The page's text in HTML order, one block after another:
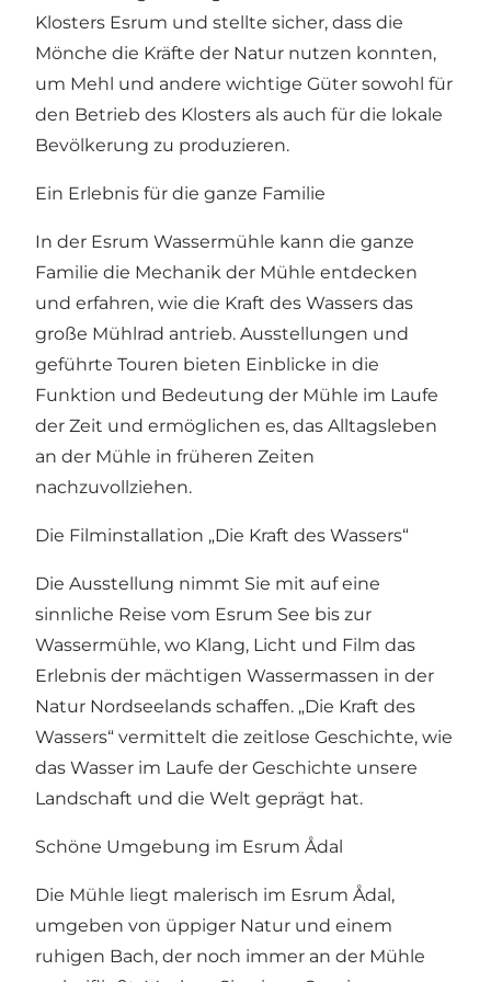
Klosters Esrum und stellte sicher, dass die
Mönche die Kräfte der Natur nutzen konnten,
um Mehl und andere wichtige Güter sowohl für
den Betrieb des Klosters als auch für die lokale
Bevölkerung zu produzieren.
Ein Erlebnis für die ganze Familie
In der Esrum Wassermühle kann die ganze
Familie die Mechanik der Mühle entdecken
und erfahren, wie die Kraft des Wassers das
große Mühlrad antrieb. Ausstellungen und
geführte Touren bieten Einblicke in die
Funktion und Bedeutung der Mühle im Laufe
der Zeit und ermöglichen es, das Alltagsleben
an der Mühle in früheren Zeiten
nachzuvollziehen.
Die Filminstallation „Die Kraft des Wassers“
Die Ausstellung nimmt Sie mit auf eine
sinnliche Reise vom Esrum See bis zur
Wassermühle, wo Klang, Licht und Film das
Erlebnis der mächtigen Wassermassen in der
Natur Nordseelands schaffen. „Die Kraft des
Wassers“ vermittelt die zeitlose Geschichte, wie
das Wasser im Laufe der Geschichte unsere
Landschaft und die Welt geprägt hat.
Schöne Umgebung im Esrum Ådal
Die Mühle liegt malerisch im Esrum Ådal,
umgeben von üppiger Natur und einem
ruhigen Bach, der noch immer an der Mühle